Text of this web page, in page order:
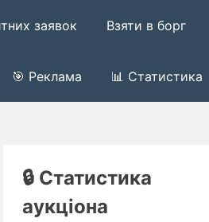
заявок Взяти в борг
🎯 Реклама 📊 Статистика
🔒 Статистика
аукціона